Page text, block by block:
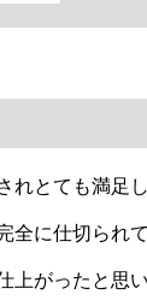
とても満足
に仕切られ
がったと思い